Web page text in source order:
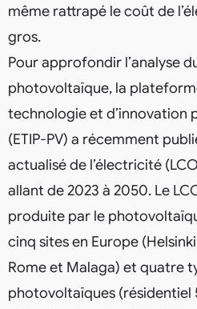
même rattrapé le coût de
gros.
Pour approfondir l’analyse
photovoltaïque, la
technologie et d’innovation
(ETIP-PV) a récemment
actualisé de l’électricité
allant de 2023 à 2050. Le
produite par le
cinq sites en Europe
Rome et Malaga) et quatre
photovoltaïques (résidentiel